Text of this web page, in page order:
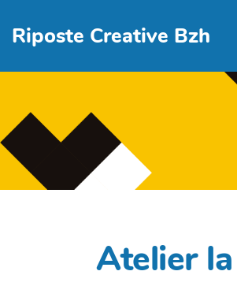
Riposte Creative Bzh
Atelier